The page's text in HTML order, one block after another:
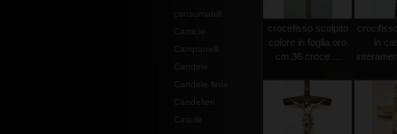
Campanelli
Candele
Candele finte
Candelieri
Casule
crocefisso scolpito
colore in foglia oro
cm.36 croce ...
in